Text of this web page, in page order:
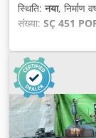
स्थिति:नया, निर्माण
संख्या: SÇ 451